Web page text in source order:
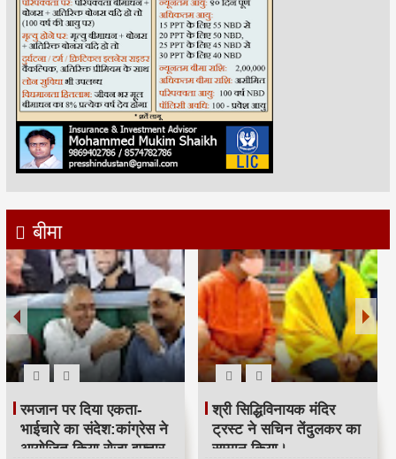
बीमा
रमजान पर दिया एकता-
भाईचारे का संदेश:कांग्रेस ने
आयोजित किया रोजा इफ्तार
श्री सिद्धिविनायक मंदिर
ट्रस्ट ने सचिन तेंदुलकर का
सम्मान किया।